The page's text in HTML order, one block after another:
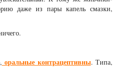
даже из пары капель смазки,
оральные контрацептивны. Типа,